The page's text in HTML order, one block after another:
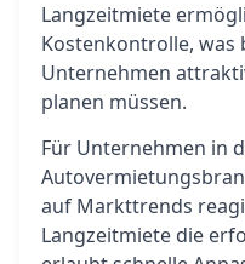
Langzeitmiete
Kostenkontrolle, was
Unternehmen
planen müssen.
Für Unternehmen in
auf Markttrends
Langzeitmiete die